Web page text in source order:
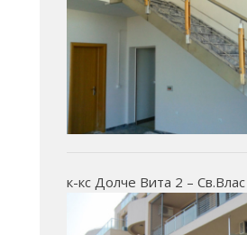
к-кс Долче Вита 2 – Св.Влас